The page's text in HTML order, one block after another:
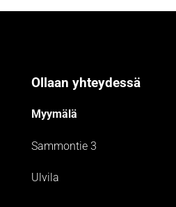
Ollaan yhteydessä
Myymälä
Sammontie 3
Ulvila